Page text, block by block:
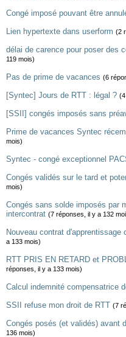
Congé imposé pouvant être
Lien hypertexte dans userform (2
délai de carence pour poser des
119 mois)
Pas de prime de vacances (6
[Syntec] Jours de RTT : légal ?
[SSII] congés imposés sans
Prime de vacances Syntec
mois)
Syntec - congé exceptionnel
Congés validés sur le tard et
mois)
Congés sans solde imposés par
intercontrat (7 réponses, il y a 132
Nouveau contrat d'apprentissage
a 133 mois)
RTT PRIS EN RETARD et
réponses, il y a 133 mois)
Calcul indemnité compensatrice
SSII refuse mon droit de RTT (7
Congés posés (et validés) avant
136 mois)